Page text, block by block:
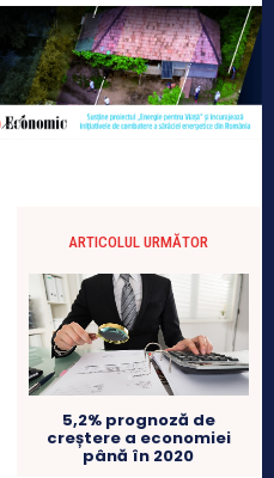
ARTICOLUL URMĂTOR
5,2% prognoză de
creștere a economiei
până în 2020